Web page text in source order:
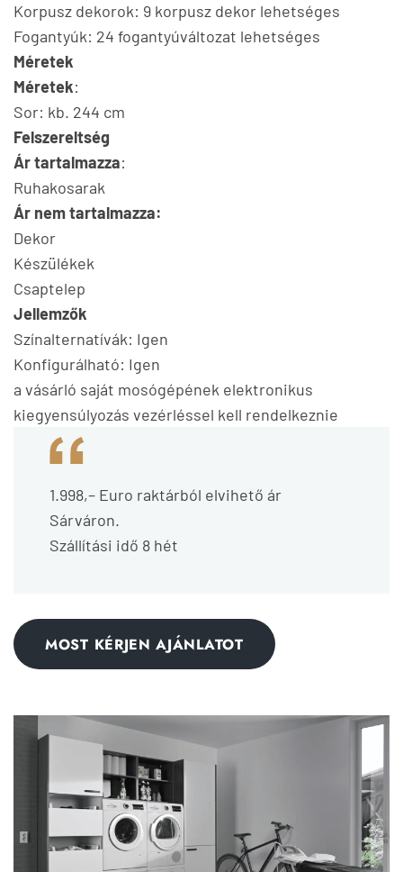
Korpusz dekorok: 9 korpusz dekor lehetséges
Fogantyúk: 24 fogantyúváltozat lehetséges
Méretek
Méretek:
Sor: kb. 244 cm
Felszereltség
Ár tartalmazza:
Ruhakosarak
Ár nem tartalmazza:
Dekor
Készülékek
Csaptelep
Jellemzők
Színalternatívák: Igen
Konfigurálható: Igen
a vásárló saját mosógépének elektronikus
kiegyensúlyozás vezérléssel kell rendelkeznie
1.998,– Euro raktárból elvihető ár
Sárváron.
Szállítási idő 8 hét
MOST KÉRJEN AJÁNLATOT